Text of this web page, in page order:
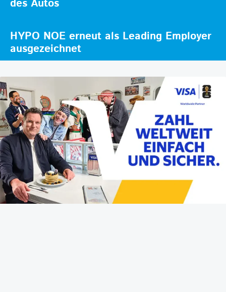
des Autos
HYPO NOE erneut als Leading Employer
ausgezeichnet